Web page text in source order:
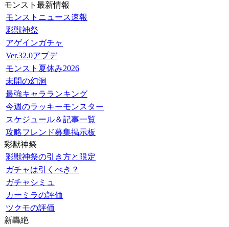
モンスト最新情報
モンストニュース速報
彩獣神祭
アゲインガチャ
Ver.32.0アプデ
モンスト夏休み2026
未開の幻洞
最強キャラランキング
今週のラッキーモンスター
スケジュール＆記事一覧
攻略フレンド募集掲示板
彩獣神祭
彩獣神祭の引き方と限定
ガチャは引くべき？
ガチャシミュ
カーミラの評価
ツクモの評価
新轟絶